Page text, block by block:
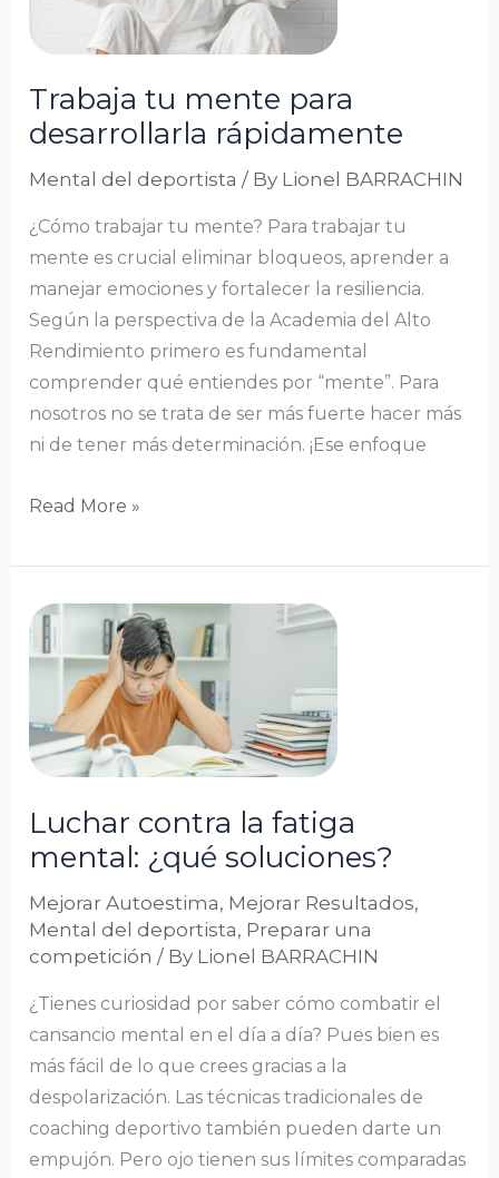
Trabaja tu mente para
desarrollarla rápidamente
Mental del deportista / By Lionel BARRACHIN
¿Cómo trabajar tu mente? Para trabajar tu
mente es crucial eliminar bloqueos, aprender a
manejar emociones y fortalecer la resiliencia.
Según la perspectiva de la Academia del Alto
Rendimiento primero es fundamental
comprender qué entiendes por “mente”. Para
nosotros no se trata de ser más fuerte hacer más
ni de tener más determinación. ¡Ese enfoque
desarrollarla
rápidamente
Read More »
Luchar contra la fatiga
mental: ¿qué soluciones?
Mejorar Autoestima, Mejorar Resultados,
Mental del deportista, Preparar una
competición / By Lionel BARRACHIN
¿Tienes curiosidad por saber cómo combatir el
cansancio mental en el día a día? Pues bien es
más fácil de lo que crees gracias a la
despolarización. Las técnicas tradicionales de
coaching deportivo también pueden darte un
empujón. Pero ojo tienen sus límites comparadas
Luchar
contra
fatiga
mental:
¿qué